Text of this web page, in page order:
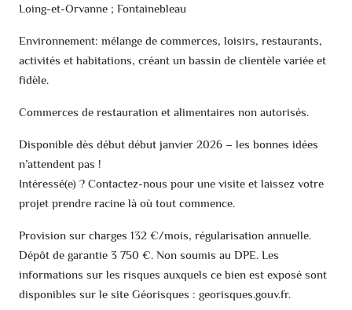
Loing-et-Orvanne ; Fontainebleau
Environnement: mélange de commerces, loisirs, restaurants,
activités et habitations, créant un bassin de clientèle variée et
fidèle.
Commerces de restauration et alimentaires non autorisés.
Disponible dès début début janvier 2026 – les bonnes idées
n’attendent pas !
Intéressé(e) ? Contactez-nous pour une visite et laissez votre
projet prendre racine là où tout commence.
Provision sur charges 132 €/mois, régularisation annuelle.
Dépôt de garantie 3 750 €. Non soumis au DPE. Les
informations sur les risques auxquels ce bien est exposé sont
disponibles sur le site Géorisques : georisques.gouv.fr.